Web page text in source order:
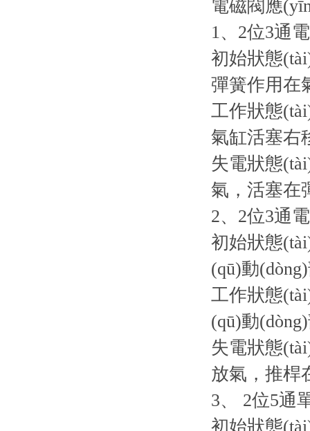
電磁閥應
1、2位3通
初始狀態
彈簧作用在
工作狀態
氣缸活塞右
失電狀態
氣，活塞在
2、2位3通
初始狀態
(qū)動
工作狀態
(qū)動
失電狀態
放氣，推桿
3、 2位5通
初始狀態